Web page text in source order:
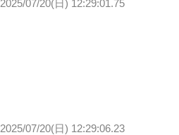
2025/07/20(日) 12:29:01.75
2025/07/20(日) 12:29:06.23